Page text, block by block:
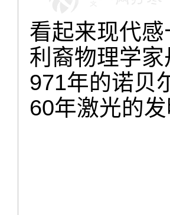
看起来现代
利裔物理学
971年的诺贝
60年激光的